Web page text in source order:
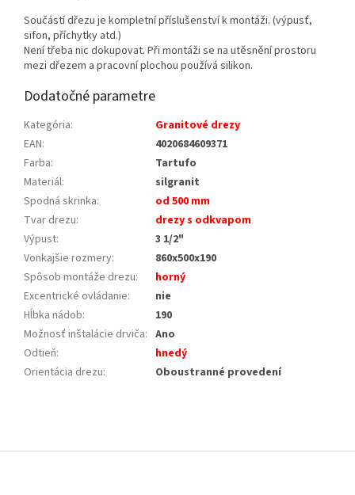
Součástí dřezu je kompletní příslušenství k montáži. (výpusť,
sifon, příchytky atd.)
Není třeba nic dokupovat. Při montáži se na utěsnění prostoru
mezi dřezem a pracovní plochou používá silikon.
Dodatočné parametre
Kategória:
Granitové drezy
EAN:
4020684609371
Farba:
Tartufo
Materiál:
silgranit
Spodná skrinka:
od 500 mm
Tvar drezu:
drezy s odkvapom
Výpust:
3 1/2"
Vonkajšie rozmery:
860x500x190
Spôsob montáže drezu:
horný
Excentrické ovládanie:
nie
Hĺbka nádob:
190
Možnosť inštalácie drviča: Ano
Odtieň:
hnedý
Orientácia drezu: Oboustranné provedení
á